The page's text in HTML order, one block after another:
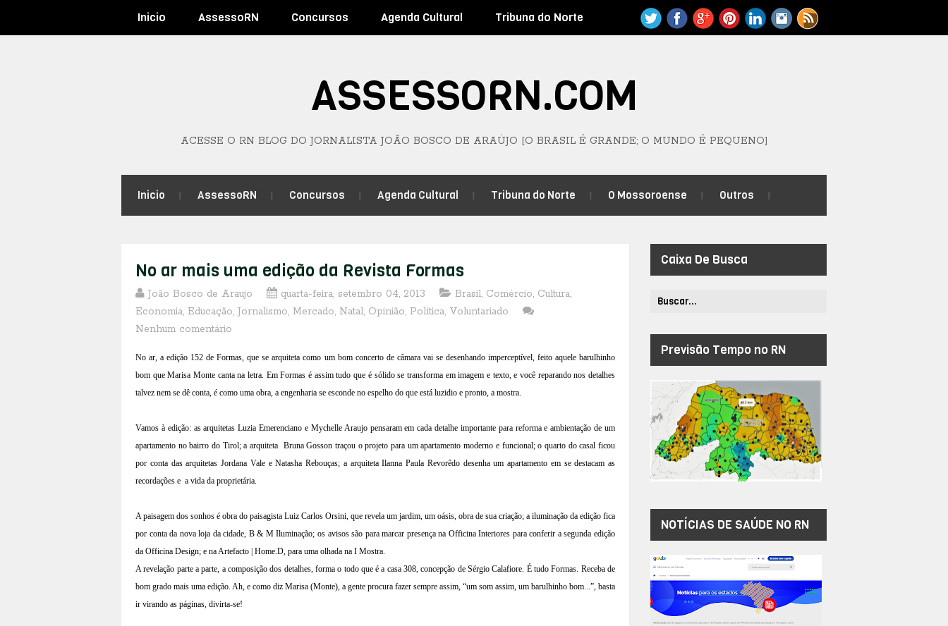
Inicio AssessoRN Concursos Agenda Cultural Tribuna do Norte
ASSESSORN.COM
ACESSE O RN BLOG DO JORNALISTA JOÃO BOSCO DE ARAÚJO [O BRASIL É GRANDE; O MUNDO É PEQUENO]
Inicio AssessoRN Concursos Agenda Cultural Tribuna do Norte O Mossoroense Outros
No ar mais uma edição da Revista Formas
João Bosco de Araujo quarta-feira, setembro 04, 2013 Brasil, Comércio, Cultura,
Economia, Educação, Jornalismo, Mercado, Natal, Opinião, Política, Voluntariado
Nenhum comentário
No ar, a edição 152 de Formas, que se arquiteta como um bom concerto de câmara vai se desenhando imperceptível, feito aquele barulhinho
bom que Marisa Monte canta na letra. Em Formas é assim tudo que é sólido se transforma em imagem e texto, e você reparando nos detalhes
talvez nem se dê conta, é como uma obra, a engenharia se esconde no espelho do que está luzidio e pronto, a mostra.
Vamos à edição: as arquitetas Luzia Emerenciano e Mychelle Araujo pensaram em cada detalhe importante para reforma e ambientação de um
apartamento no bairro do Tirol; a arquiteta Bruna Gosson traçou o projeto para um apartamento moderno e funcional; o quarto do casal ficou
por conta das arquitetas Jordana Vale e Natasha Rebouças; a arquiteta Ilanna Paula Revorêdo desenha um apartamento em se destacam as
recordações e a vida da proprietária.
A paisagem dos sonhos é obra do paisagista Luiz Carlos Orsini, que revela um jardim, um oásis, obra de sua criação; a iluminação da edição fica
por conta da nova loja da cidade, B & M Iluminação; os avisos são para marcar presença na Officina Interiores para conferir a segunda edição
da Officina Design; e na Artefacto | Home.D, para uma olhada na I Mostra.
A revelação parte a parte, a composição dos detalhes, forma o todo que é a casa 308, concepção de Sérgio Calafiore. É tudo Formas. Receba de
bom grado mais uma edição. Ah, e como diz Marisa (Monte), a gente procura fazer sempre assim, “um som assim, um barulhinho bom...”, basta
ir virando as páginas, divirta-se!
Caixa De Busca
Previsão Tempo no RN
NOTÍCIAS DE SAÚDE NO RN